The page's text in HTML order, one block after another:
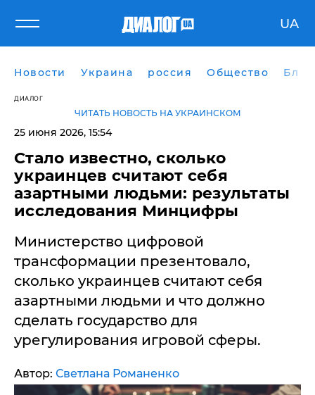
UA
Новости Украина россия Общество
ДИАЛОГ
ЧИТАТЬ НОВОСТЬ НА УКРАИНСКОМ
25 июня 2026, 15:54
Стало известно, сколько
украинцев считают себя
азартными людьми: результаты
исследования Минцифры
Министерство цифровой
трансформации презентовало,
сколько украинцев считают себя
азартными людьми и что должно
сделать государство для
урегулирования игровой сферы.
Автор: Светлана Романенко